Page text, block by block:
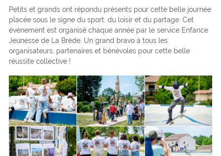
Petits et grands ont répondu présents pour cette belle journée
placée sous le signe du sport, du loisir et du partage. Cet
événement est organisé chaque année par le service Enfance
Jeunesse de La Brède. Un grand bravo à tous les
organisateurs, partenaires et bénévoles pour cette belle
réussite collective !